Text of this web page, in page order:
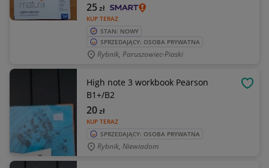
KUP TERAZ
25zł
STAN: NOWY
SPRZEDAJĄCY: OSOBA PRYWATNA
Rybnik, Paruszowiec-Piaski
High note 3 workbook Pearson
B1+/B2
KUP TERAZ
20zł
SPRZEDAJĄCY: OSOBA PRYWATNA
Rybnik, Niewiadom